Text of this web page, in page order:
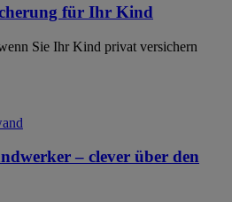
für Ihr Kind
Sie Ihr Kind privat versichern
– clever über den